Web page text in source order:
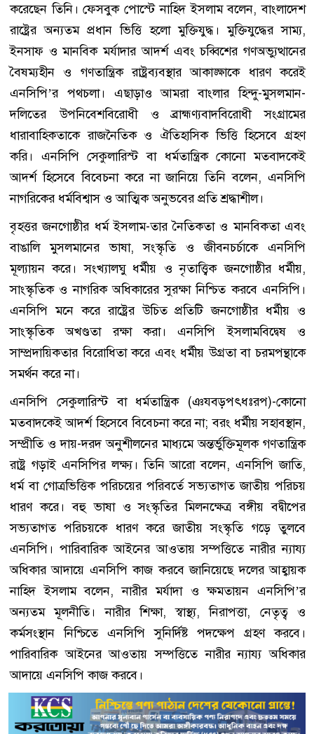
করেছেন তিনি। ফেসবুক পোস্টে নাহিদ ইসলাম বলেন, বাংলাদেশ
রাষ্ট্রের অন্যতম প্রধান ভিত্তি হলো মুক্তিযুদ্ধ। মুক্তিযুদ্ধের সাম্য,
ইনসাফ ও মানবিক মর্যাদার আদর্শ এবং চব্বিশের গণঅভ্যুত্থানের
বৈষম্যহীন ও গণতান্ত্রিক রাষ্ট্রব্যবস্থার আকাঙ্ক্ষাকে ধারণ করেই
এনসিপি’র পথচলা। এছাড়াও আমরা বাংলার হিন্দু-মুসলমান-
দলিতের উপনিবেশবিরোধী ও ব্রাহ্মণ্যবাদবিরোধী সংগ্রামের
ধারাবাহিকতাকে রাজনৈতিক ও ঐতিহাসিক ভিত্তি হিসেবে গ্রহণ
করি। এনসিপি সেকুলারিস্ট বা ধর্মতান্ত্রিক কোনো মতবাদকেই
আদর্শ হিসেবে বিবেচনা করে না জানিয়ে তিনি বলেন, এনসিপি
নাগরিকের ধর্মবিশ্বাস ও আত্মিক অনুভবের প্রতি শ্রদ্ধাশীল।
বৃহত্তর জনগোষ্ঠীর ধর্ম ইসলাম-তার নৈতিকতা ও মানবিকতা এবং
বাঙালি মুসলমানের ভাষা, সংস্কৃতি ও জীবনচর্চাকে এনসিপি
মূল্যায়ন করে। সংখ্যালঘু ধর্মীয় ও নৃতাত্ত্বিক জনগোষ্ঠীর ধর্মীয়,
সাংস্কৃতিক ও নাগরিক অধিকারের সুরক্ষা নিশ্চিত করবে এনসিপি।
এনসিপি মনে করে রাষ্ট্রের উচিত প্রতিটি জনগোষ্ঠীর ধর্মীয় ও
সাংস্কৃতিক অখণ্ডতা রক্ষা করা। এনসিপি ইসলামবিদ্বেষ ও
সাম্প্রদায়িকতার বিরোধিতা করে এবং ধর্মীয় উগ্রতা বা চরমপন্থাকে
সমর্থন করে না।
এনসিপি সেকুলারিস্ট বা ধর্মতান্ত্রিক (ঞযবড়পৎধঃরপ)-কোনো
মতবাদকেই আদর্শ হিসেবে বিবেচনা করে না; বরং ধর্মীয় সহাবস্থান,
সম্প্রীতি ও দায়-দরদ অনুশীলনের মাধ্যমে অন্তর্ভুক্তিমূলক গণতান্ত্রিক
রাষ্ট্র গড়াই এনসিপির লক্ষ্য। তিনি আরো বলেন, এনসিপি জাতি,
ধর্ম বা গোত্রভিত্তিক পরিচয়ের পরিবর্তে সভ্যতাগত জাতীয় পরিচয়
ধারণ করে। বহু ভাষা ও সংস্কৃতির মিলনক্ষেত্র বঙ্গীয় বদ্বীপের
সভ্যতাগত পরিচয়কে ধারণ করে জাতীয় সংস্কৃতি গড়ে তুলবে
এনসিপি। পারিবারিক আইনের আওতায় সম্পত্তিতে নারীর ন্যায্য
অধিকার আদায়ে এনসিপি কাজ করবে জানিয়েছে দলের আহ্বায়ক
নাহিদ ইসলাম বলেন, নারীর মর্যাদা ও ক্ষমতায়ন এনসিপি’র
অন্যতম মূলনীতি। নারীর শিক্ষা, স্বাস্থ্য, নিরাপত্তা, নেতৃত্ব ও
কর্মসংস্থান নিশ্চিতে এনসিপি সুনির্দিষ্ট পদক্ষেপ গ্রহণ করবে।
পারিবারিক আইনের আওতায় সম্পত্তিতে নারীর ন্যায্য অধিকার
আদায়ে এনসিপি কাজ করবে।